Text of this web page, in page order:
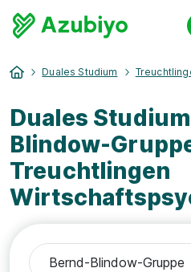
Duales Studium
Duales
Blindow-
Treuchtlingen